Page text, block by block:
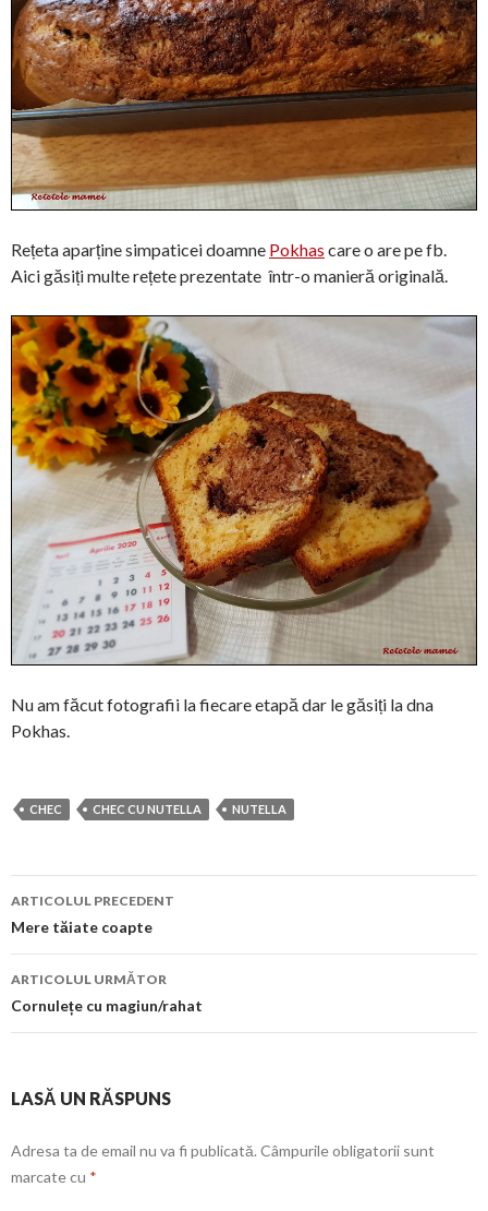
Rețeta aparține simpaticei doamne Pokhas care o are pe fb.
Aici găsiți multe rețete prezentate într-o manieră originală.
Nu am făcut fotografii la fiecare etapă dar le găsiți la dna
Pokhas.
CHEC CHEC CU NUTELLA NUTELLA
Navigare
în
articol
ARTICOLUL PRECEDENT
Mere tăiate coapte
ARTICOLUL URMĂTOR
Cornulețe cu magiun/rahat
LASĂ UN RĂSPUNS
Adresa ta de email nu va fi publicată.Câmpurile obligatorii sunt
marcate cu *